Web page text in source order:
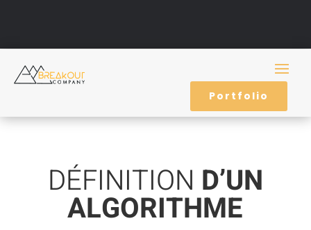
Portfolio
DÉFINITION D’UN
ALGORITHME